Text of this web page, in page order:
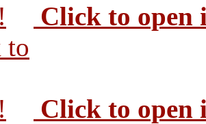
Click to open
Click to open